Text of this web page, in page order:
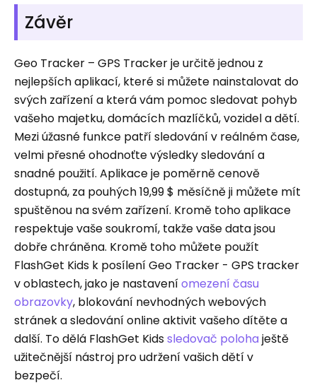
Závěr
Geo Tracker – GPS Tracker je určitě jednou z
nejlepších aplikací, které si můžete nainstalovat do
svých zařízení a která vám pomoc sledovat pohyb
vašeho majetku, domácích mazlíčků, vozidel a dětí.
Mezi úžasné funkce patří sledování v reálném čase,
velmi přesné ohodnoťte výsledky sledování a
snadné použití. Aplikace je poměrně cenově
dostupná, za pouhých 19,99 $ měsíčně ji můžete mít
spuštěnou na svém zařízení. Kromě toho aplikace
respektuje vaše soukromí, takže vaše data jsou
dobře chráněna. Kromě toho můžete použít
FlashGet Kids k posílení Geo Tracker - GPS tracker
v oblastech, jako je nastaveníomezení času
obrazovky, blokování nevhodných webových
stránek a sledování online aktivit vašeho dítěte a
další. To dělá FlashGet Kidssledovač poloha ještě
užitečnější nástroj pro udržení vašich dětí v
bezpečí.